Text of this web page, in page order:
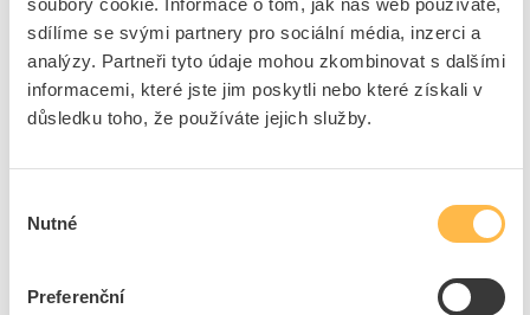
sdílíme se svými partnery pro sociální média, inzerci a
analýzy. Partneři tyto údaje mohou zkombinovat s dalšími
informacemi, které jste jim poskytli nebo které získali v
důsledku toho, že používáte jejich služby.
souhlasu
Nutné
Preferenční
Přidat k porovnání
BT L3000STŘÍŠKA ČERNÁ
2 233,54 Kč/ks
ks do košíku